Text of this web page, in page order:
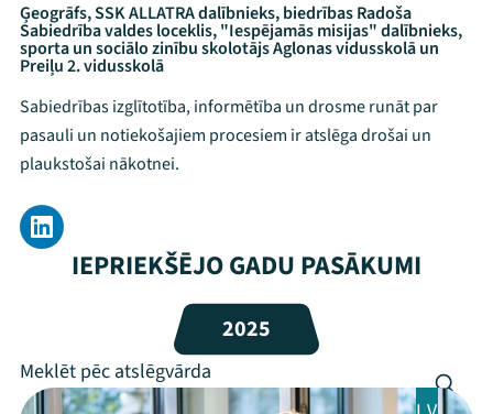
Festivāls
Programma
Arhīvs
Ģeogrāfs, SSK ALLATRA dalībnieks, biedrības Radoša
Sabiedrība valdes loceklis, "Iespējamās misijas" dalībnieks,
sporta un sociālo zinību skolotājs Aglonas vidusskolā un
Preiļu 2. vidusskolā
Sabiedrības izglītotība, informētība un drosme runāt par
pasauli un notiekošajiem procesiem ir atslēga drošai un
plaukstošai nākotnei.
IEPRIEKŠĒJO GADU PASĀKUMI
2025